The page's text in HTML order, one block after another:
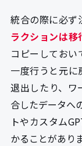
統合の際に必ず
ラクションは移
コピーしておい
一度行うと元に
退出したり、ワ
合したデータへ
トやカスタム
かることがあり